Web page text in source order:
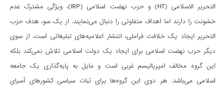
التحریر الاسلامی (HT) و حزب نهضت اسلامی (IRP)، ویژگی مشترک عدم
خشونت را دارند اما اهداف متفاوتی را دنبال می­‌نمایند. از یک سو، هدف حزب
التحریر ایجاد یک خلافت فراملی، انتشار اعلامیه­‌های تبلیغاتی است، از سوی
دیگر حزب نهضت اسلامی برای ایجاد یک دولت اسلامی تلاش نمی­‌کند بلکه
این گروه مخالف امپریالیسم غربی است و مایل به پایه­‌گذاری یک جامعه
اسلامی می‌­باشد. هر دوی این گروه­‌ها برای ثبات سیاسی کشورهای آسیای